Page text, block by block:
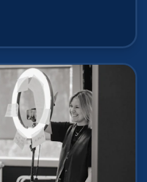
Hoe pak je dat
branding?